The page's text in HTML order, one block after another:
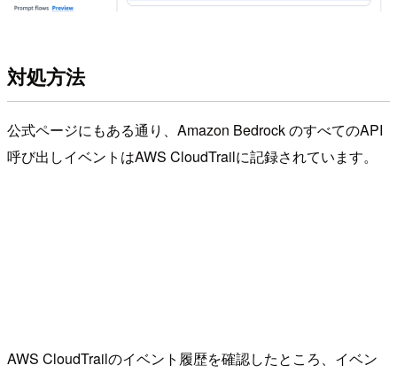
対処方法
公式ページにもある通り、Amazon Bedrock のすべてのAPI
呼び出しイベントはAWS CloudTrailに記録されています。
AWS CloudTrailのイベント履歴を確認したところ、イベン